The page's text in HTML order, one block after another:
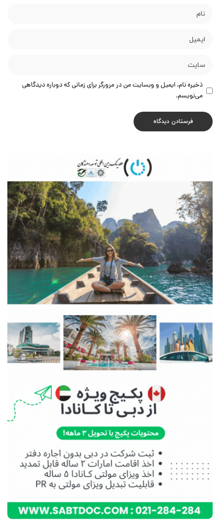
ذخیره نام، ایمیل و وبسایت من در مرورگر برای زمانی که دوباره دیدگاهی
می‌نویسم.